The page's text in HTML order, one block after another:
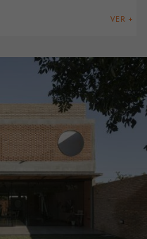
VER +